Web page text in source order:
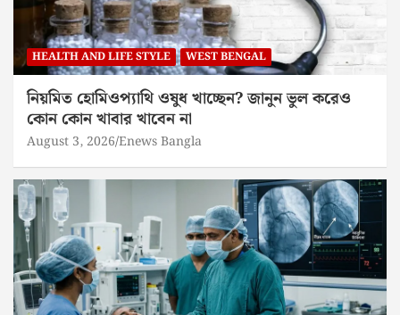
HEALTH AND LIFE STYLE WEST BENGAL
নিয়মিত হোমিওপ্যাথি ওষুধ খাচ্ছেন? জানুন ভুল করেও
কোন কোন খাবার খাবেন না
August 3, 2026 Enews Bangla